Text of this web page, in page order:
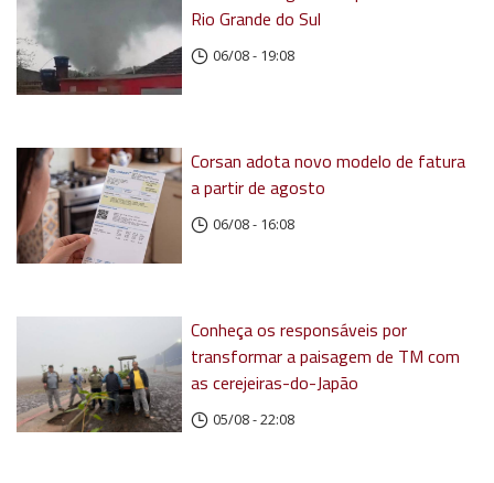
Rio Grande do Sul
06/08 - 19:08
Corsan adota novo modelo de fatura
a partir de agosto
06/08 - 16:08
Conheça os responsáveis por
transformar a paisagem de TM com
as cerejeiras-do-Japão
05/08 - 22:08